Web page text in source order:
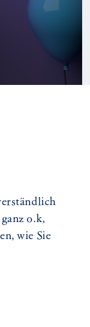
o.k,
wie Sie